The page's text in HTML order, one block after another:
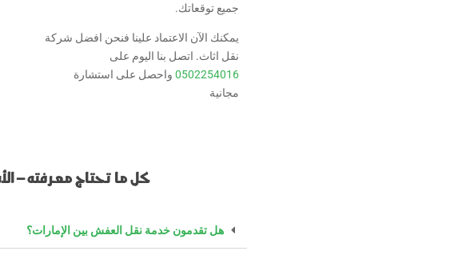
جميع توقعاتك.
يمكنك الآن الاعتماد علينا فنحن افضل شركة
نقل اثاث. اتصل بنا اليوم على
0502254016 واحصل على استشارة
مجانية
كل ما تحتاج معرفته –
هل تقدمون خدمة نقل العفش بين الإمارات؟